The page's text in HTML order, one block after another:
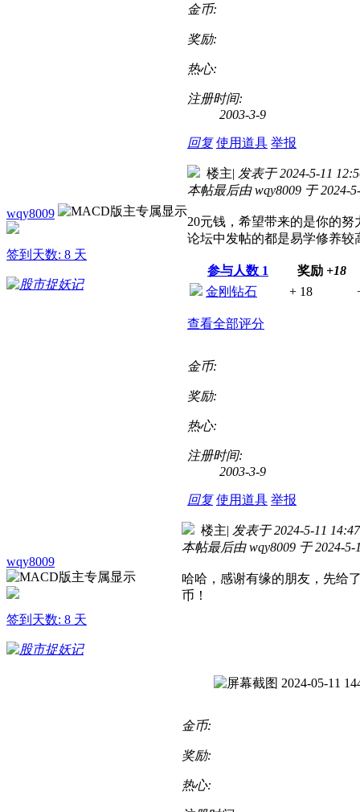
金币:
奖励:
热心:
注册时间:
2003-3-9
回复 使用道具 举报
wqy8009
签到天数: 8 天
楼主| 发表于 2024-5-11
本帖最后由 wqy8009 于 2024-
20元钱，希望带来的是你的努
论坛中发帖的都是易学修养
参与人数 1 奖励 +18
金刚钻石
+ 18
查看全部评分
金币:
奖励:
热心:
注册时间:
2003-3-9
回复 使用道具 举报
wqy8009
签到天数: 8 天
楼主| 发表于 2024-5-11 14:47
本帖最后由 wqy8009 于 2024-5-
哈哈，感谢有缘的朋友，先给
币！
金币:
奖励:
热心: